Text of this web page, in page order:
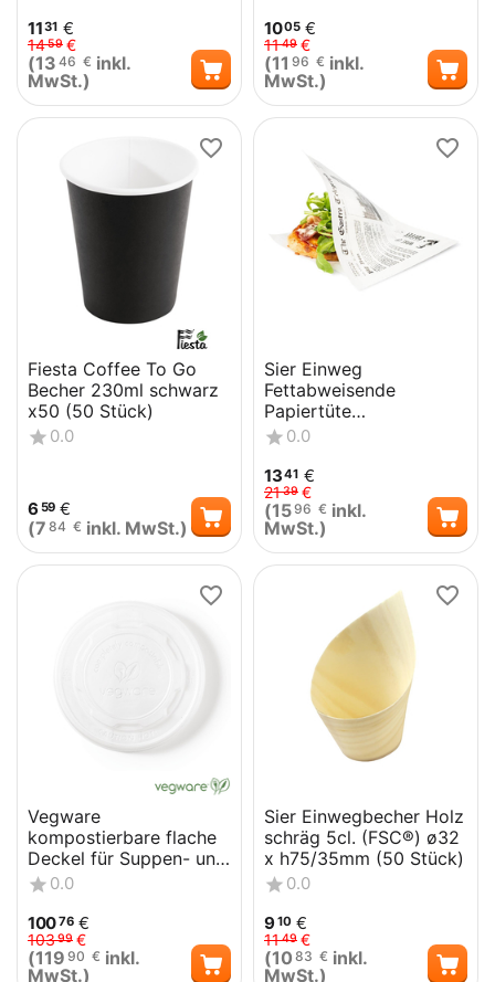
1131 €
1459 €
(13 46 € inkl.
MwSt.)
1005 €
1149 €
(11 96 € inkl.
MwSt.)
Fiesta Coffee To Go
Becher 230ml schwarz
x50 (50 Stück)
0.0
6 59 €
(7 84 € inkl. MwSt.)
Sier Einweg
Fettabweisende
Papiertüte
Zeitungspapier 2 Seiten
offen 170 x 170 mm
(300 S...
0.0
1341 €
2139 €
(1596 € inkl.
MwSt.)
Vegware
kompostierbare flache
Deckel für Suppen- und
Universalbecher
35cl/45,4cl (500 S...
0.0
10076 €
10399 €
(119 90 € inkl.
MwSt.)
Sier Einwegbecher Holz
schräg 5cl. (FSC®) ø32
x h75/35mm (50 Stück)
0.0
910 €
1149 €
(10 83 € inkl.
MwSt.)